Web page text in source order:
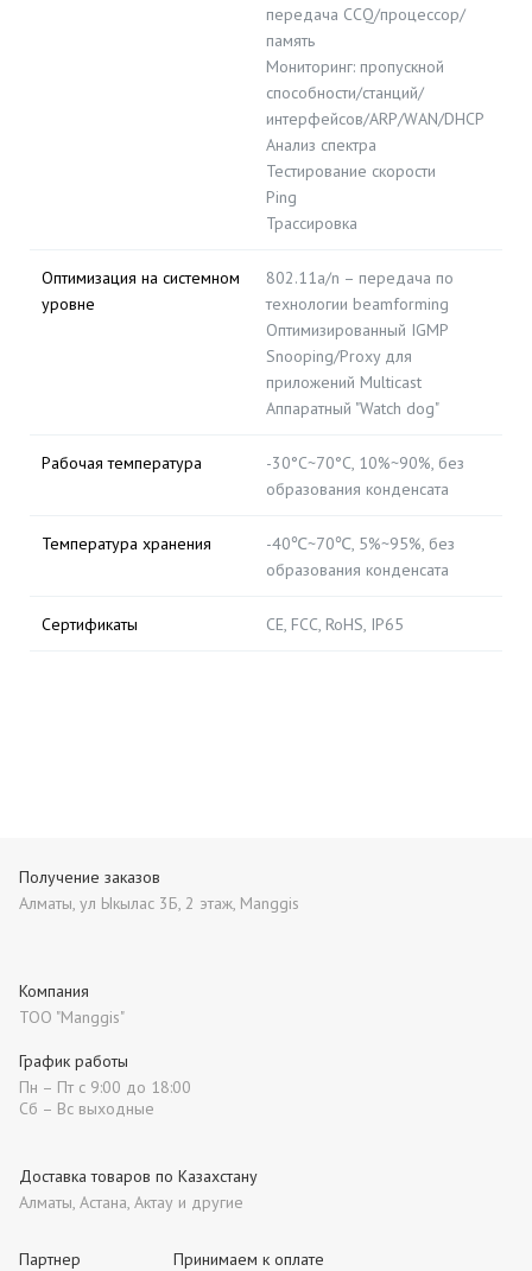
передача CCQ/процессор/
память
Мониторинг: пропускной
способности/станций/
интерфейсов/ARP/WAN/DHCP
Анализ спектра
Тестирование скорости
Ping
Трассировка
Оптимизация на системном
уровне
802.11a/n – передача по
технологии beamforming
Оптимизированный IGMP
Snooping/Proxy для
приложений Multicast
Аппаратный "Watch dog"
Рабочая температура
-30°C~70°C, 10%~90%, без
образования конденсата
Температура хранения
-40℃~70℃, 5%~95%, без
образования конденсата
Сертификаты CE, FCC, RoHS, IP65
Партнер Принимаем к оплате
Получение заказов
Алматы, ул Ыкылас 3Б, 2 этаж, Manggis
Компания
ТОО "Manggis"
Доставка товаров по Казахстану
Алматы, Астана, Актау и другие
График работы
Пн – Пт с 9:00 до 18:00
Сб – Вс выходные